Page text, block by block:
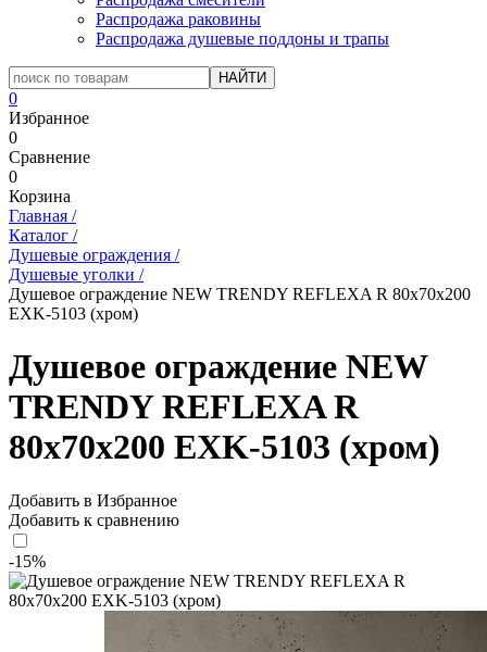
Распродажа раковины
Распродажа душевые поддоны и трапы
0
Избранное
0
Сравнение
0
Корзина
Главная /
Каталог /
Душевые ограждения /
Душевые уголки /
Душевое ограждение NEW TRENDY REFLEXA R 80x70x200
EXK-5103 (хром)
Душевое ограждение NEW
TRENDY REFLEXA R
80x70x200 EXK-5103 (хром)
Добавить в Избранное
Добавить к сравнению
-15%